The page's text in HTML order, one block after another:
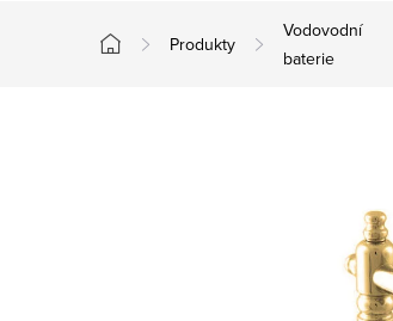
Domů
Produkty
Vodovodní
baterie